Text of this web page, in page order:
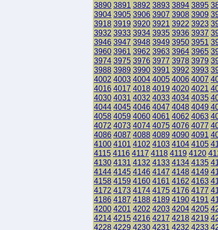
3890 3891 3892 3893 3894 3895
3904 3905 3906 3907 3908 3909
3918 3919 3920 3921 3922 3923
3932 3933 3934 3935 3936 3937
3946 3947 3948 3949 3950 3951
3960 3961 3962 3963 3964 3965
3974 3975 3976 3977 3978 3979
3988 3989 3990 3991 3992 3993
4002 4003 4004 4005 4006 4007
4016 4017 4018 4019 4020 4021
4030 4031 4032 4033 4034 4035
4044 4045 4046 4047 4048 4049
4058 4059 4060 4061 4062 4063
4072 4073 4074 4075 4076 4077
4086 4087 4088 4089 4090 4091
4100 4101 4102 4103 4104 4105
4115 4116 4117 4118 4119 4120
4130 4131 4132 4133 4134 4135
4144 4145 4146 4147 4148 4149
4158 4159 4160 4161 4162 4163
4172 4173 4174 4175 4176 4177
4186 4187 4188 4189 4190 4191
4200 4201 4202 4203 4204 4205
4214 4215 4216 4217 4218 4219
4228 4229 4230 4231 4232 4233